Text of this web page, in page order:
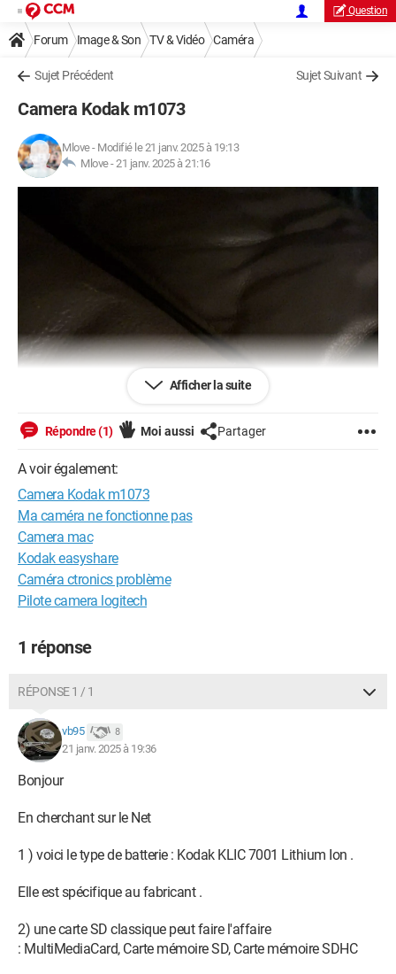
Question
Forum Image & Son TV & Vidéo Caméra
Sujet Précédent Sujet Suivant
Camera Kodak m1073
Mlove- Modifié le 21 janv. 2025 à 19:13
Mlove -21 janv. 2025 à 21:16
une vieille caméra Kodak M1073, mais elle est dépourvue de
J’aimerais beaucoup pouvoir l’allumer pour voir si elle
fonctionne encore, mais je ne sais pas du tout par où
Afficher la suite
Répondre (1) Moi aussi Partager
A voir également:
Camera Kodak m1073
Ma caméra ne fonctionne pas
Camera mac
Kodak easyshare
Caméra ctronics problème
Pilote camera logitech
1 réponse
RÉPONSE 1 / 1
vb95 8
21 janv. 2025 à 19:36
Bonjour
En cherchant sur le Net
1 ) voici le type de batterie : Kodak KLIC 7001 Lithium Ion .
Elle est spécifique au fabricant .
2) une carte SD classique peut faire l'affaire
: MultiMediaCard, Carte mémoire SD, Carte mémoire SDHC